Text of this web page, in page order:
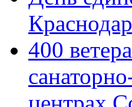
400